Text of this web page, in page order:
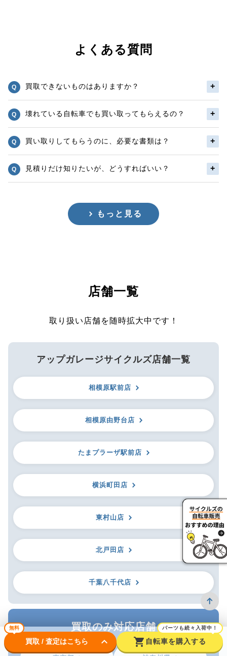
よくある質問
買取できないものはありますか？
壊れている自転車でも買い取ってもらえるの？
買い取りしてもらうのに、必要な書類は？
見積りだけ知りたいが、どうすればいい？
もっと見る
店舗一覧
取り扱い店舗を随時拡大中です！
アップガレージサイクルズ店舗一覧
相模原駅前店
相模原由野台店
たまプラーザ駅前店
横浜町田店
東村山店
北戸田店
千葉八千代店
買取のみ対応店舗
無料
買取 / 査定はこちら keyboard_arrow_down shopping_cart
パーツも続々入荷中！
自転車を購入する